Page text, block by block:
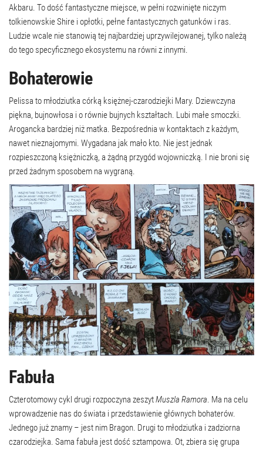
Akbaru. To dość fantastyczne miejsce, w pełni rozwinięte niczym
tolkienowskie Shire i opłotki, pełne fantastycznych gatunków i ras.
Ludzie wcale nie stanowią tej najbardziej uprzywilejowanej, tylko należą
do tego specyficznego ekosystemu na równi z innymi.
Bohaterowie
Pelissa to młodziutka córką księżnej-czarodziejki Mary. Dziewczyna
piękna, bujnowłosa i o równie bujnych kształtach. Lubi małe smoczki.
Arogancka bardziej niż matka. Bezpośrednia w kontaktach z każdym,
nawet nieznajomymi. Wygadana jak mało kto. Nie jest jednak
rozpieszczoną księżniczką, a żądną przygód wojowniczką. I nie broni się
przed żadnym sposobem na wygraną.
Fabuła
Czterotomowy cykl drugi rozpoczyna zeszytMuszla Ramora. Ma na celu
wprowadzenie nas do świata i przedstawienie głównych bohaterów.
Jednego już znamy – jest nim Bragon. Drugi to młodziutka i zadziorna
czarodziejka. Sama fabuła jest dość sztampowa. Ot, zbiera się grupa